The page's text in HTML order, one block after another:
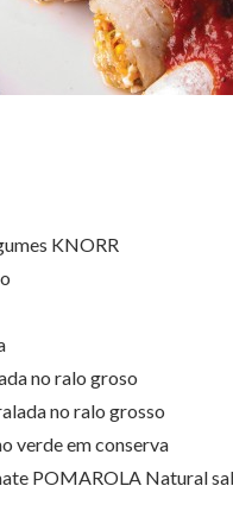
KNORR
no ralo groso
no ralo grosso
verde em conserva
POMAROLA Natural